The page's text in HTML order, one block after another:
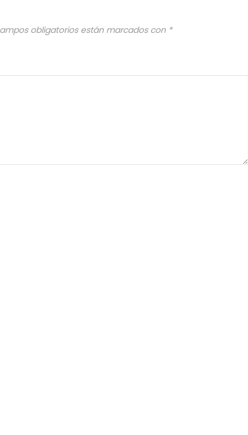
obligatorios están marcados con *